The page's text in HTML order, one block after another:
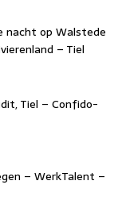
nacht op Walstede
– Tiel
Tiel – Confido-
– WerkTalent –